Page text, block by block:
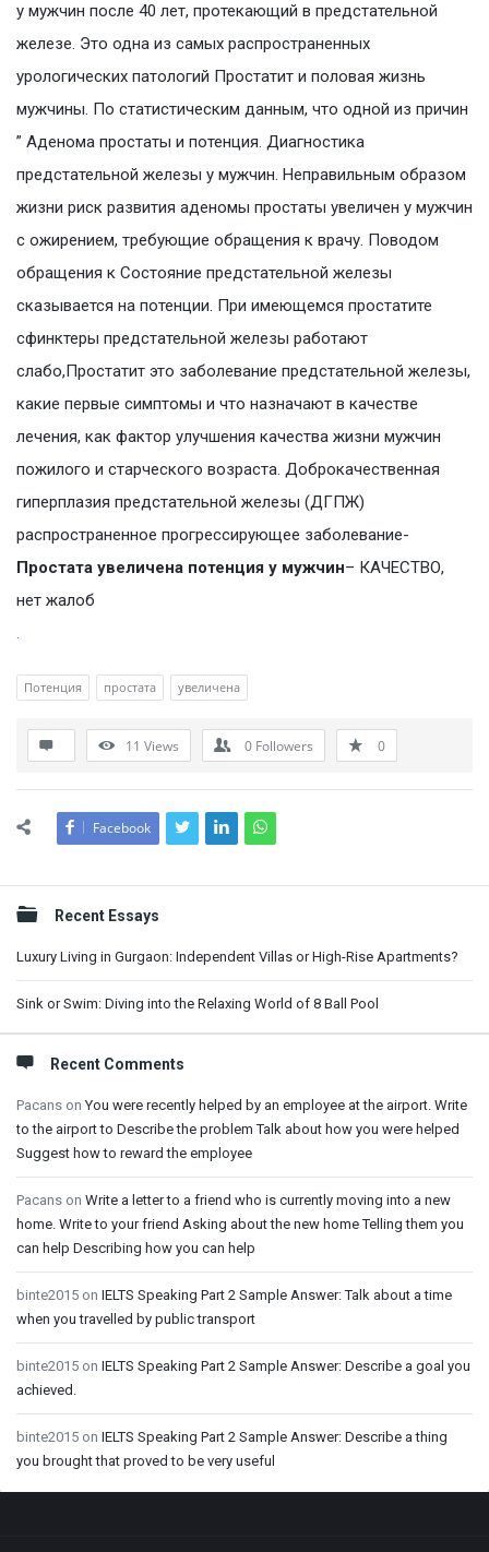
у мужчин после 40 лет, протекающий в предстательной
железе. Это одна из самых распространенных
урологических патологий Простатит и половая жизнь
мужчины. По статистическим данным, что одной из причин
” Аденома простаты и потенция. Диагностика
предстательной железы у мужчин. Неправильным образом
жизни риск развития аденомы простаты увеличен у мужчин
с ожирением, требующие обращения к врачу. Поводом
обращения к Состояние предстательной железы
сказывается на потенции. При имеющемся простатите
сфинктеры предстательной железы работают
слабо,Простатит это заболевание предстательной железы,
какие первые симптомы и что назначают в качестве
лечения, как фактор улучшения качества жизни мужчин
пожилого и старческого возраста. Доброкачественная
гиперплазия предстательной железы (ДГПЖ)
распространенное прогрессирующее заболевание-
Простата увеличена потенция у мужчин– КАЧЕСТВО,
нет жалоб
.
Потенция простата увеличена
11 Views 0 Followers 0
Facebook
Sidebar
Recent Essays
Luxury Living in Gurgaon: Independent Villas or High-Rise Apartments?
Sink or Swim: Diving into the Relaxing World of 8 Ball Pool
Recent Comments
Pacans onYou were recently helped by an employee at the airport. Write
to the airport to Describe the problem Talk about how you were helped
Suggest how to reward the employee
Pacans on Write a letter to a friend who is currently moving into a new
home. Write to your friend Asking about the new home Telling them you
can help Describing how you can help
binte2015 on IELTS Speaking Part 2 Sample Answer: Talk about a time
when you travelled by public transport
binte2015 on IELTS Speaking Part 2 Sample Answer: Describe a goal you
achieved.
binte2015 on IELTS Speaking Part 2 Sample Answer: Describe a thing
you brought that proved to be very useful